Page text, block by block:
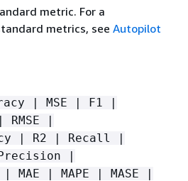
metric. For a
metrics, see Autopilot
| MSE | F1 |
RMSE |
| R2 | Recall |
|
MAE | MAPE | MASE |